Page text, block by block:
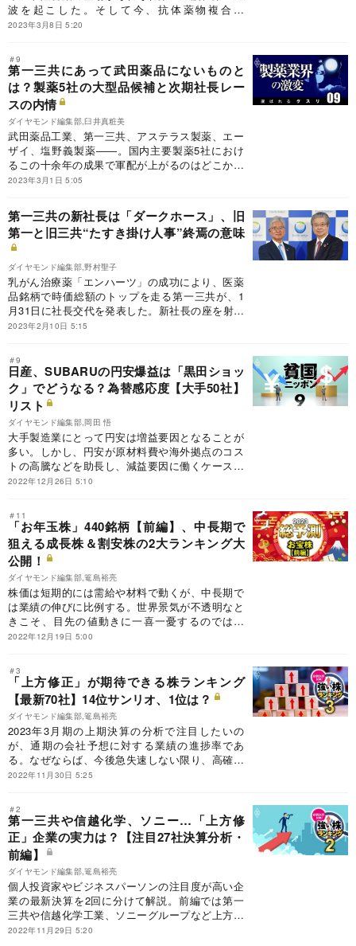
波を起こした。そして今、抗体薬物複合体
（ADC）「エンハーツ」が第三の波を生む。
2023年3月8日 5:20
＃9
第一三共にあって武田薬品にないものと
は？製薬5社の大型品候補と次期社長レー
スの内情
ダイヤモンド編集部,臼井真粧美
武田薬品工業、第一三共、アステラス製薬、エー
ザイ、塩野義製薬――。国内主要製薬5社におけ
るこの十余年の成果で軍配が上がるのはどこか。
第一三共にあって武田薬品工業にないものとは何
情から、その実像を明らかにする。
2023年3月1日 5:05
第一三共の新社長は「ダークホース」、旧
第一と旧三共“たすき掛け人事”終焉の意味
ダイヤモンド編集部,野村聖子
乳がん治療薬「エンハーツ」の成功により、医薬
品銘柄で時価総額のトップを走る第一三共が、1
月31日に社長交代を発表した。新社長の座を射止
めたのは、“ダークホース”と目された人物。この
2023年2月10日 5:15
＃9
日産、SUBARUの円安爆益は「黒田ショッ
ク」でどうなる？為替感応度【大手50社】
リスト
ダイヤモンド編集部,岡田 悟
大手製造業にとって円安は増益要因となることが
多い。しかし、円安が原材料費や海外拠点のコス
トの高騰などを助長し、減益要因に働くケースも
出てきた。日本銀行が12月に打ち出した長期金利
度が判明した超大手企業50社をリスト化。為替変
動による業績への影響度合いを明らかにした。
2022年12月26日 5:10
＃11
「お年玉株」440銘柄【前編】、中長期で
狙える成長株＆割安株の2大ランキング大
公開！
ダイヤモンド編集部,篭島裕亮
株価は短期的には需給や材料で動くが、中長期で
は業績の伸びに比例する。世界景気が不透明なと
きこそ、目先の値動きに一喜一憂するのではな
く、中長期の業績から銘柄を選ぶべきだろう。そ
編では「3期先に伸びる銘柄」と「2期先の割安
株」の2種類のランキングをお届けする。
2022年12月19日 5:00
＃3
「上方修正」が期待できる株ランキング
【最新70社】14位サンリオ、1位は？
ダイヤモンド編集部,篭島裕亮
2023年3月期の上期決算の分析で注目したいの
が、通期の会社予想に対する業績の進捗率であ
る。なぜならば、今後急失速しない限り、高確率
で業績の上方修正が期待できるからだ。「来期も
する。
2022年11月30日 5:25
＃2
第一三共や信越化学、ソニー…「上方修
正」企業の実力は？【注目27社決算分析・
前編】
ダイヤモンド編集部,篭島裕亮
個人投資家やビジネスパーソンの注目度が高い企
業の最新決算を2回に分けて解説。前編では第一
三共や信越化学工業、ソニーグループなど上方修
正を発表した企業も登場。各業界のトップ企業の
2022年11月29日 5:20